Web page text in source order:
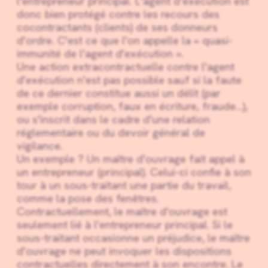
donc bien protégé contre les recours des
cocontractants (clients) de ses donneurs
d'ordre. C'est ce que l'on appelle la « quasi-
immunité de l'agent d'exécution ».
Une action extracontractuelle contre l'agent
d'exécution n'est pas possible sauf si la faute
de ce dernier constitue aussi un délit (par
exemple corruption, faux en écriture, fraude…),
ou s'inscrit dans le cadre d'une relation
réglementaire ou du devoir général de
vigilance.
Un exemple ? Un maître d'ouvrage fait appel à
un entrepreneur (principal). Celui-ci confie à son
tour à un sous-traitant une partie du travail,
comme la pose des fenêtres.
Contractuellement, le maître d'ouvrage est
seulement lié à l'entrepreneur principal. Si le
sous-traitant occasionne un préjudice, le maître
d'ouvrage ne peut invoquer les dispositions
contractuelles directement à son encontre. Le